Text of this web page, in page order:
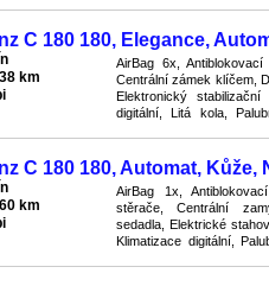
C 180 180, Elegance,
km
AirBag 6x,
Centrální zámek klíčem,
Elektronický
digitální, Litá kola,
C 180 180, Automat, Kůže,
km
AirBag 1x,
stěrače, Centrální
sedadla, Elektrické
Klimatizace digitální,